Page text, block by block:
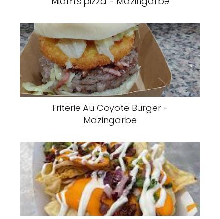
Friterie Au Coyote Burger -
Mazingarbe